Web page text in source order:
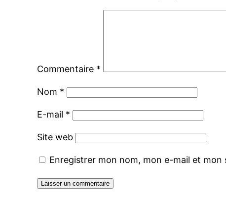
Commentaire *
Nom *
E-mail *
Site web
Enregistrer mon nom, mon e-mail et